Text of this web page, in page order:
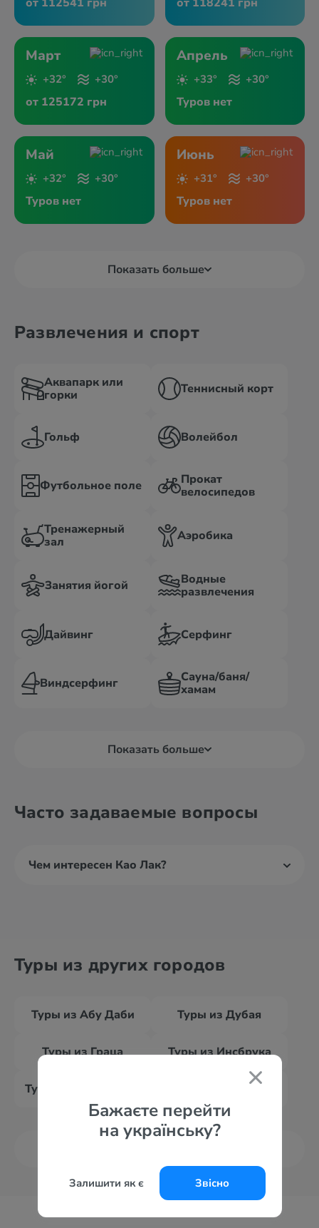
Бажаєте перейти
на українську?
Залишити як є Звісно
Март
+32° +30°
от 125172 грн
Апрель
+33° +30°
Туров нет
Май
+32° +30°
Туров нет
Июнь
+31° +30°
Туров нет
Показать больше
Развлечения и спорт
Аквапарк или
горки
Теннисный корт
Гольф Волейбол
Футбольное поле
Прокат
велосипедов
Тренажерный
зал
Аэробика
Занятия йогой
Водные
развлечения
Дайвинг Серфинг
Виндсерфинг
Сауна/баня/
хамам
Показать больше
Часто задаваемые вопросы
Чем интересен Као Лак?
Туры из других городов
Туры из Абу Даби Туры из Дубая
Туры из Граца Туры из Инсбрука
Туры из Зальцбурга Туры из Вены